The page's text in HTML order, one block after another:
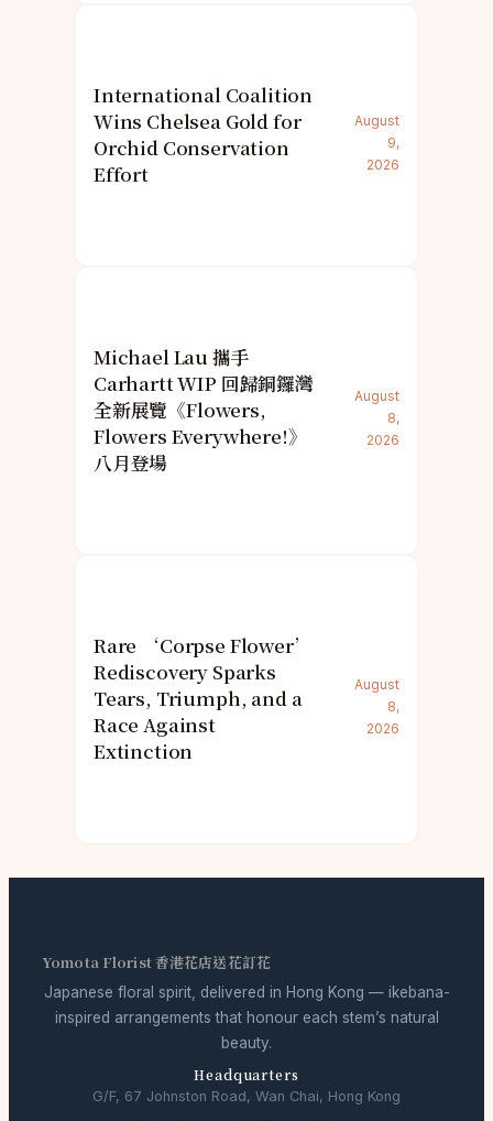
International Coalition
Wins Chelsea Gold for
Orchid Conservation
Effort
August
9,
2026
Michael Lau 攜手
Carhartt WIP 回歸銅鑼灣
全新展覽《Flowers,
Flowers Everywhere!》
八月登場
August
8,
2026
Rare ‘Corpse Flower’
Rediscovery Sparks
Tears, Triumph, and a
Race Against
Extinction
August
8,
2026
Yomota Florist 香港花店送花訂花
Japanese floral spirit, delivered in Hong Kong — ikebana-
inspired arrangements that honour each stem’s natural
beauty.
Headquarters
G/F, 67 Johnston Road, Wan Chai, Hong Kong